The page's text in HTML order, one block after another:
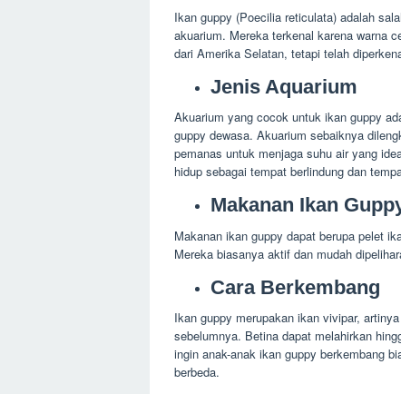
Ikan guppy (Poecilia reticulata) adalah
akuarium. Mereka terkenal karena warna
dari Amerika Selatan, tetapi telah
Jenis Aquarium
Akuarium yang cocok untuk ikan guppy
guppy dewasa. Akuarium sebaiknya
pemanas untuk menjaga suhu air yang
hidup sebagai tempat berlindung dan
Makanan Ikan
Makanan ikan guppy dapat berupa pelet
Mereka biasanya aktif dan mudah
Cara Berkembang
Ikan guppy merupakan ikan vivipar,
sebelumnya. Betina dapat melahirkan
ingin anak-anak ikan guppy berkembang
berbeda.